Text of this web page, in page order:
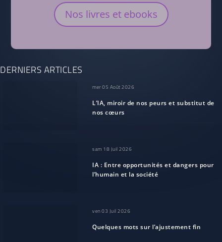
Nos livres et ebooks
DERNIERS ARTICLES
mer 05 Août 2026
L’IA, miroir de nos peurs et substitut de
nos cœurs
sam 18 Juil 2026
IA : Entre opportunités et dangers pour
l’humain et la société
ven 03 Juil 2026
Quelques mots sur l’ajustement fin